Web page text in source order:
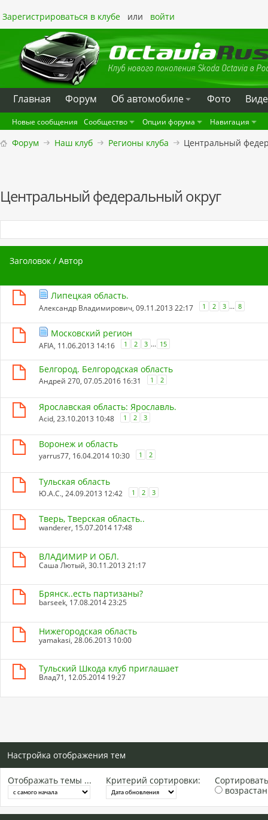
Зарегистрироваться в клубе или войти
Главная Форум Oб автомобиле Фото
Новые сообщения Сообщество Опции форума Навигация
Форум Наш клуб Регионы клуба Центральный
Центральный федеральный округ
Заголовок / Автор
Липецкая область.
Александр Владимирович, 09.11.2013 22:17 1 2 3 ... 8
Московский регион
AFIA, 11.06.2013 14:16 1 2 3 ... 15
Белгород. Белгородская область
Андрей 270, 07.05.2016 16:31 1 2
Ярославская область: Ярославль.
Acid, 23.10.2013 10:48 1 2 3
Воронеж и область
yarrus77, 16.04.2014 10:30 1 2
Тульская область
Ю.А.С., 24.09.2013 12:42 1 2 3
Тверь, Тверская область..
wanderer, 15.07.2014 17:48
ВЛАДИМИР И ОБЛ.
Саша Лютый, 30.11.2013 21:17
Брянск..есть партизаны?
barseek, 17.08.2014 23:25
Нижегородская область
yamakasi, 28.06.2013 10:00
Тульский Шкода клуб приглашает
Влад71, 12.05.2014 19:27
Настройка отображения тем
Отображать темы ... Критерий сортировки: